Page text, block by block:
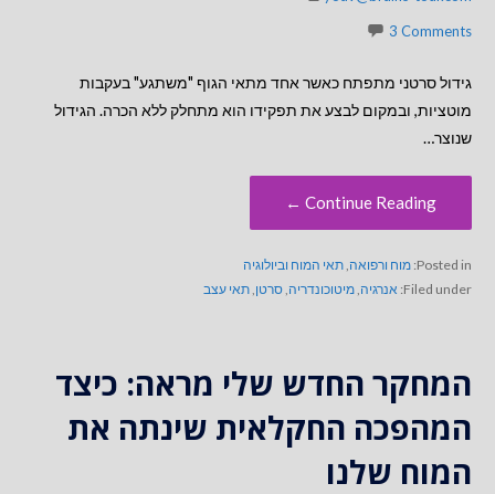
3 Comments
גידול סרטני מתפתח כאשר אחד מתאי הגוף "משתגע" בעקבות
מוטציות, ובמקום לבצע את תפקידו הוא מתחלק ללא הכרה. הגידול
שנוצר…
Continue Reading ←
Posted in: מוח ורפואה,תאי המוח וביולוגיה
Filed under: אנרגיה,מיטוכונדריה,סרטן,תאי עצב
המחקר החדש שלי מראה: כיצד
המהפכה החקלאית שינתה את
המוח שלנו